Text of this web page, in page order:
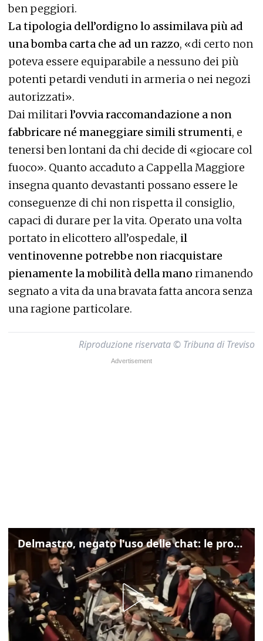
ben peggiori.
La tipologia dell’ordigno lo assimilava più ad
una bomba carta che ad un razzo, «di certo non
poteva essere equiparabile a nessuno dei più
potenti petardi venduti in armeria o nei negozi
autorizzati».
Dai militaril’ovvia raccomandazione a non
fabbricare né maneggiare simili strumenti, e
tenersi ben lontani da chi decide di «giocare col
fuoco». Quanto accaduto a Cappella Maggiore
insegna quanto devastanti possano essere le
conseguenze di chi non rispetta il consiglio,
capaci di durare per la vita. Operato una volta
portato in elicottero all’ospedale, il
ventinovenne potrebbe non riacquistare
pienamente la mobilità della mano rimanendo
segnato a vita da una bravata fatta ancora senza
una ragione particolare.
Riproduzione riservata © Tribuna di Treviso
Delmastro, negato l'uso delle chat: le proteste di Avs e M5s